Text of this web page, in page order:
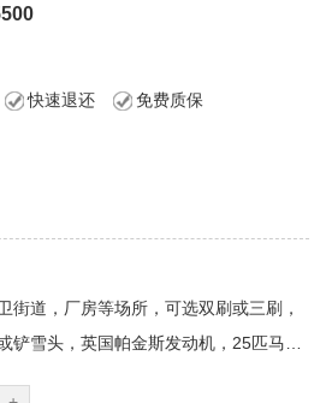
快速退还
免费质保
街道，厂房等场所，可选双刷或三刷，
铲雪头，英国帕金斯发动机，25匹马